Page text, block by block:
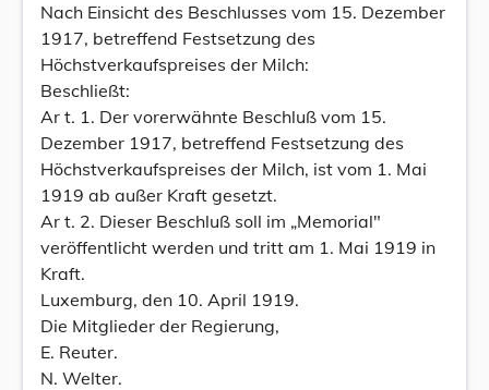
Nach Einsicht des Beschlusses vom 15. Dezember
1917, betreffend Festsetzung des
Höchstverkaufspreises der Milch:
Beschließt:
Ar t. 1. Der vorerwähnte Beschluß vom 15.
Dezember 1917, betreffend Festsetzung des
Höchstverkaufspreises der Milch, ist vom 1. Mai
1919 ab außer Kraft gesetzt.
Ar t. 2. Dieser Beschluß soll im „Memorial"
veröffentlicht werden und tritt am 1. Mai 1919 in
Kraft.
Luxemburg, den 10. April 1919.
Die Mitglieder der Regierung,
E. Reuter.
N. Welter.